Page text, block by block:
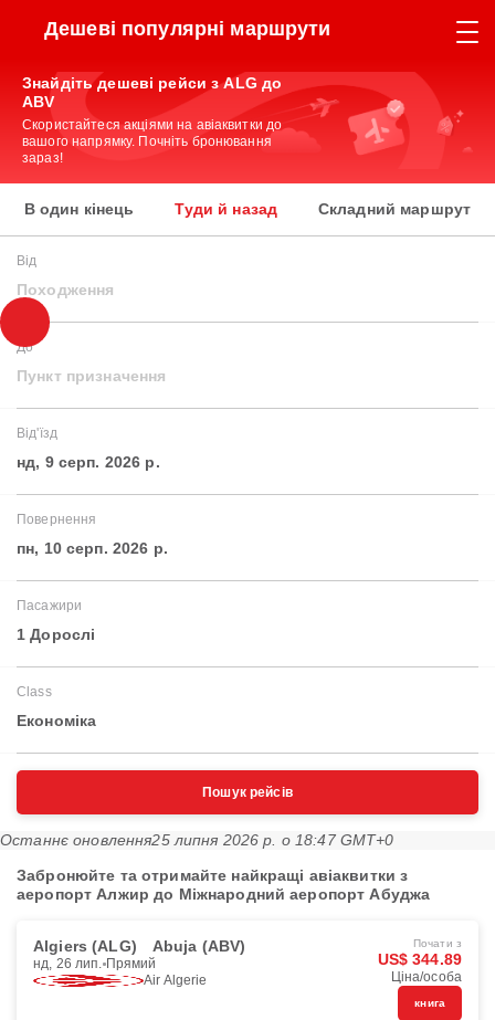
Дешеві популярні маршрути
Знайдіть дешеві рейси з ALG до
ABV
Скористайтеся акціями на авіаквитки до
вашого напрямку. Почніть бронювання
зараз!
В один кінець Туди й назад Складний маршрут
Від
Походження
До
Пункт призначення
Від'їзд
нд, 9 серп. 2026 р.
Повернення
пн, 10 серп. 2026 р.
Пасажири
1 Дорослі
Class
Економіка
Пошук рейсів
Останнє оновлення25 липня 2026 р. о 18:47 GMT+0
Забронюйте та отримайте найкращі авіаквитки з
аеропорт Алжир до Міжнародний аеропорт Абуджа
Algiers (ALG) Abuja (ABV)
нд, 26 лип. Прямий
Air Algerie
Почати з
US$ 344.89
Ціна/особа
книга